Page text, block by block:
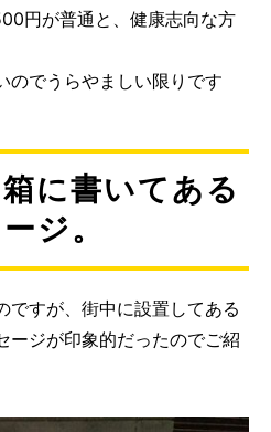
円が普通と、健康志向な方
のでうらやましい限りです
に書いてある
ジ。
ですが、街中に設置してある
ージが印象的だったのでご紹